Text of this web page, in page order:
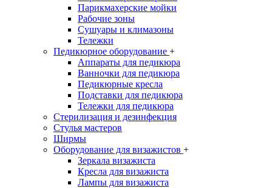
Парикмахерские мойки
Рабочие зоны
Сушуары и климазоны
Тележки
Педикюрное оборудование +
Аппараты для педикюра
Ванночки для педикюра
Педикюрные кресла
Подставки для педикюра
Тележки для педикюра
Стерилизация и дезинфекция
Стулья мастеров
Ширмы
Оборудование для визажистов +
Зеркала визажиста
Кресла для визажиста
Лампы для визажиста